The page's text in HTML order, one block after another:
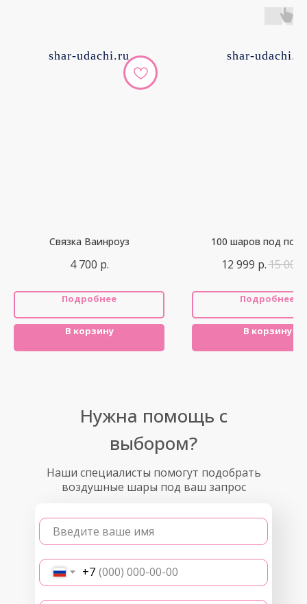
shar-udachi.ru
Связка Ваинроуз
4 700 р.
Подробнее
В корзину
shar-udachi.ru
100 шаров под
12 999 р.15 000
Подробнее
В корзину
Наши специалисты помогут подобрать
воздушные шары под ваш запрос
Введите ваше имя
+7
Нужна помощь с
выбором?